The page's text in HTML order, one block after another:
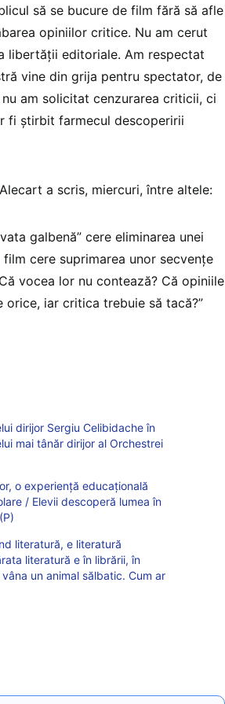
să se bucure de film fără să afle
opiniilor critice. Nu am cerut
libertății editoriale. Am respectat
vine din grija pentru spectator, de
am solicitat cenzurarea criticii, ci
fi știrbit farmecul descoperirii
a scris, miercuri, între altele:
galbenă” cere eliminarea unei
cere suprimarea unor secvențe
vocea lor nu contează? Că opiniile
orice, iar critica trebuie să tacă?”
dirijor Sergiu Celibidache în
mai tânăr dirijor al Orchestrei
o experiență educațională
/ Elevii descoperă lumea în
literatură, e literatură
literatură e în librării, în
un animal sălbatic. Cum ar